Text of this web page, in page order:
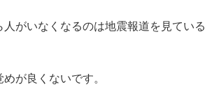
がいなくなるのは地震報道を見ている
が良くないです。